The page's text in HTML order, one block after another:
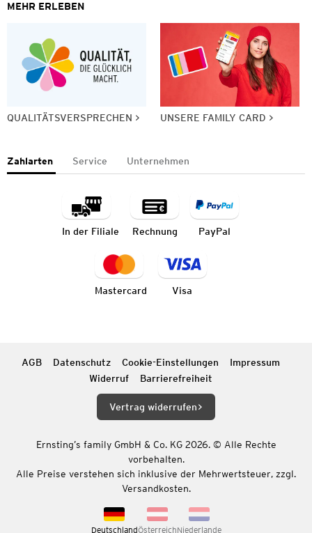
MEHR ERLEBEN
QUALITÄTSVERSPRECHEN UNSERE FAMILY CARD
Zahlarten Service Unternehmen
In der Filiale Rechnung PayPal
Mastercard Visa
AGB Datenschutz Cookie-Einstellungen
Impressum
Widerruf
Barrierefreiheit
Vertrag widerrufen
Ernsting’s family GmbH & Co. KG 2026. © Alle Rechte
vorbehalten.
Alle Preise verstehen sich inklusive der Mehrwertsteuer, zzgl.
Versandkosten.
DeutschlandÖsterreichNiederlande